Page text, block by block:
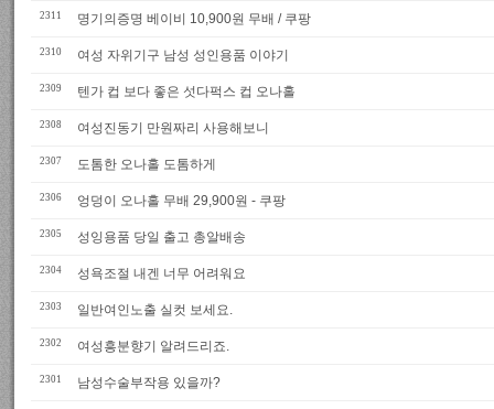
2311 명기의증명 베이비 10,900원 무배 / 쿠팡
2310 여성 자위기구 남성 성인용품 이야기
2309 텐가 컵 보다 좋은 섯다퍽스 컵 오나홀
2308 여성진동기 만원짜리 사용해보니
2307 도톰한 오나홀 도톰하게
2306 엉덩이 오나홀 무배 29,900원 - 쿠팡
2305 성잉용품 당일 출고 총알배송
2304 성욕조절 내겐 너무 어려워요
2303 일반여인노출 실컷 보세요.
2302 여성흥분향기 알려드리죠.
2301 남성수술부작용 있을까?